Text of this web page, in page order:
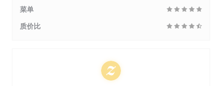
菜单
质价比